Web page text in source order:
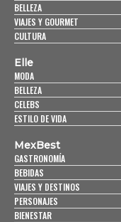
BELLEZA
VIAJES Y GOURMET
CULTURA
Elle
MODA
BELLEZA
CELEBS
ESTILO DE VIDA
MexBest
GASTRONOMÍA
BEBIDAS
VIAJES Y DESTINOS
PERSONAJES
BIENESTAR